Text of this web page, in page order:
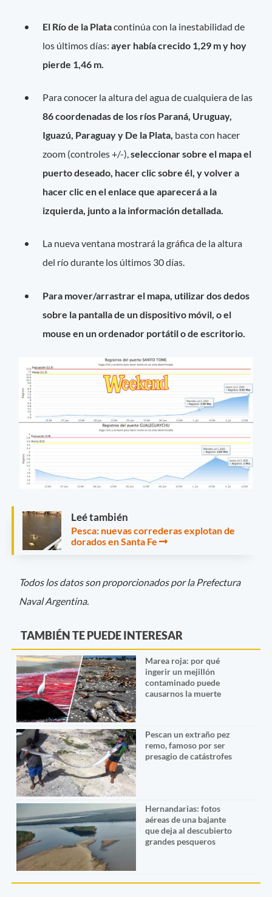
El Río de la Platacontinúa con la inestabilidad de
los últimos días:ayer había crecido 1,29 m y hoy
pierde 1,46 m.
Para conocer la altura del agua de cualquiera de las
86 coordenadas de los ríos Paraná, Uruguay,
Iguazú, Paraguay y De la Plata, basta con hacer
zoom (controles +/-),seleccionar sobre el mapa el
puerto deseado, hacer clic sobre él, y volver a
hacer clic en el enlace que aparecerá a la
izquierda, junto a la información detallada.
La nueva ventana mostrará la gráfica de la altura
del río durante los últimos 30 días.
Para mover/arrastrar el mapa, utilizar dos dedos
sobre la pantalla de un dispositivo móvil, o el
mouse en un ordenador portátil o de escritorio.
Leé también
Pesca: nuevas correderas explotan de
dorados en Santa Fe
Todos los datos son proporcionados por la Prefectura
Naval Argentina.
TAMBIÉN TE PUEDE INTERESAR
Marea roja: por qué
ingerir un mejillón
contaminado puede
causarnos la muerte
Pescan un extraño pez
remo, famoso por ser
presagio de catástrofes
Hernandarias: fotos
aéreas de una bajante
que deja al descubierto
grandes pesqueros